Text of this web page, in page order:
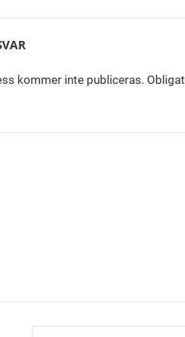
kommer inte publiceras.